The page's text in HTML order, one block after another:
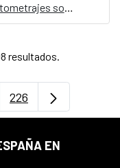
Armarios Abiertos: maratón de cortometrajes sobre diversidad y derechos humanos
resultados.
intermedias Use
Página
226
EN